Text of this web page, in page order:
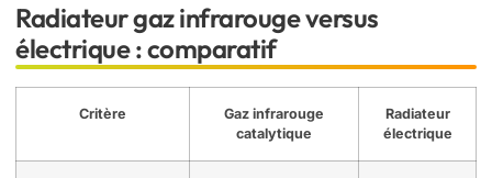
Radiateur gaz infrarouge versus
électrique : comparatif
Critère
Gaz infrarouge
catalytique
Radiateur
électrique